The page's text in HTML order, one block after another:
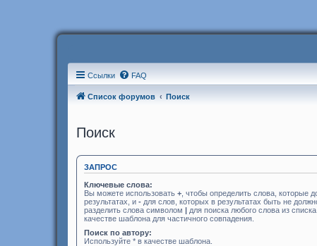
Ссылки FAQ
Список форумов Поиск
Поиск
ЗАПРОС
Ключевые слова:
Вы можете использовать + , чтобы определить слова, которые
результатах, и - для слов, которых в результатах быть не
разделить слова символом | для поиска любого слова из
качестве шаблона для частичного совпадения.
Поиск по автору:
Используйте * в качестве шаблона.